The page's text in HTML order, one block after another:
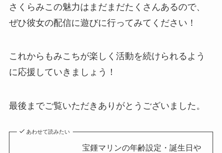
さくらみこの魅力はまだまだたくさんあるので、
ぜひ彼女の配信に遊びに行ってみてください！
これからもみこちが楽しく活動を続けられるよう
に応援していきましょう！
最後までご覧いただきありがとうございました。
あわせて読みたい
宝鍾マリンの年齢設定・誕生日や